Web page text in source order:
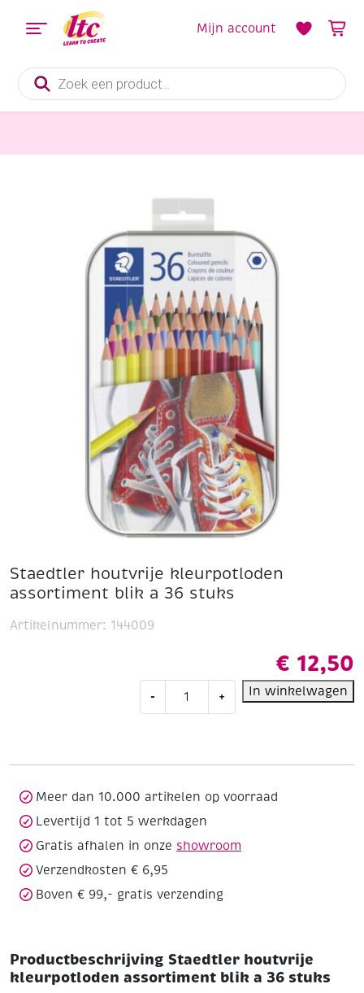
Producten
zoeken
Mijn account
Staedtler houtvrije kleurpotloden
assortiment blik a 36 stuks
€ 12,50
-
houtvrije
36
+ In winkelwagen
Artikelnummer: 144009
Meer dan 10.000 artikelen op voorraad
Levertijd 1 tot 5 werkdagen
Gratis afhalen in onze showroom
Verzendkosten € 6,95
Boven € 99,- gratis verzending
Productbeschrijving Staedtler houtvrije
kleurpotloden assortiment blik a 36 stuks